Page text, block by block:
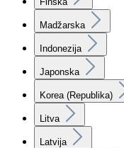
Madžarska
Indonezija
Japonska
Korea (Republika)
Litva
Latvija